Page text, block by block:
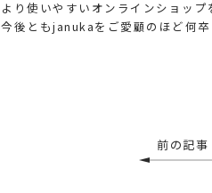
より使いやすいオンラインショップ
今後ともjanukaをご愛顧のほど何卒
前の記事